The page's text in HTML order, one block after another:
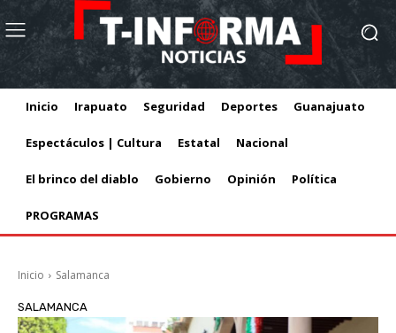
Inicio Irapuato Seguridad Deportes Guanajuato
Espectáculos | Cultura Estatal Nacional
El brinco del diablo Gobierno Opinión Política
PROGRAMAS
Inicio Salamanca
SALAMANCA